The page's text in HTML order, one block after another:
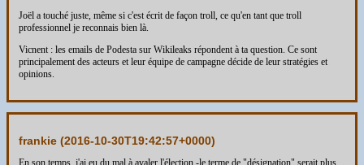
Joël a touché juste, même si c'est écrit de façon troll, ce qu'en tant que troll
professionnel je reconnais bien là.
Vicnent : les emails de Podesta sur Wikileaks répondent à ta question. Ce sont
principalement des acteurs et leur équipe de campagne décide de leur stratégies et
opinions.
frankie (2016-10-30T19:42:57+0000)
En son temps, j'ai eu du mal à avaler l'élection -le terme de "désignation" serait plus